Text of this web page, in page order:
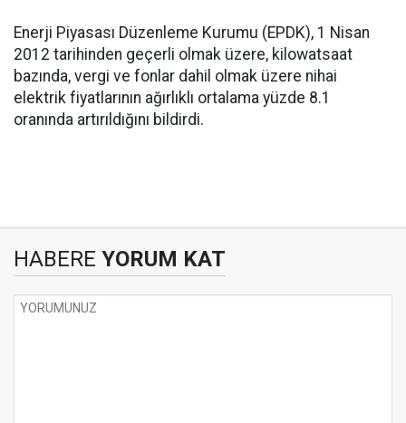
Enerji Piyasası Düzenleme Kurumu (EPDK), 1 Nisan
2012 tarihinden geçerli olmak üzere, kilowatsaat
bazında, vergi ve fonlar dahil olmak üzere nihai
elektrik fiyatlarının ağırlıklı ortalama yüzde 8.1
oranında artırıldığını bildirdi.
HABERE YORUM KAT